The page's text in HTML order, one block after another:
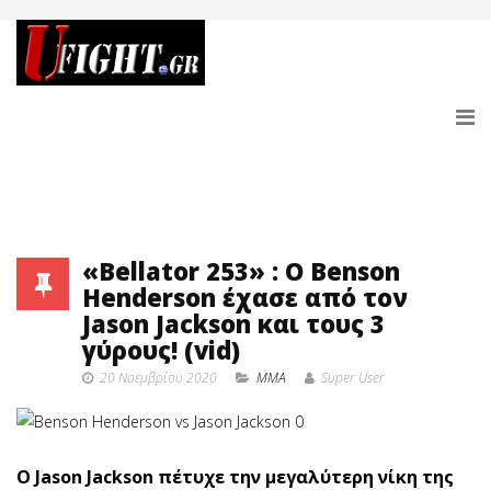
«Bellator 253» : Ο Benson
Henderson έχασε από τον
Jason Jackson και τους 3
γύρους! (vid)
20 Νοεμβρίου 2020 MMA Super User
O Jason Jackson πέτυχε την μεγαλύτερη νίκη της